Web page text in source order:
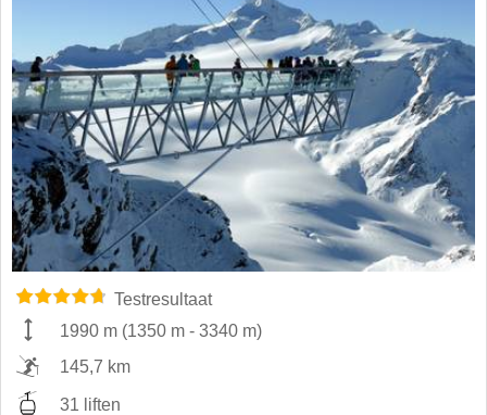
Testresultaat
1990 m (1350 m - 3340 m)
145,7 km
31 liften